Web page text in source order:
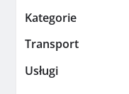
Kategorie
Transport
Usługi